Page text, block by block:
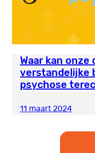
Waar kan
verstandelijke
psychose
11 maart 2024